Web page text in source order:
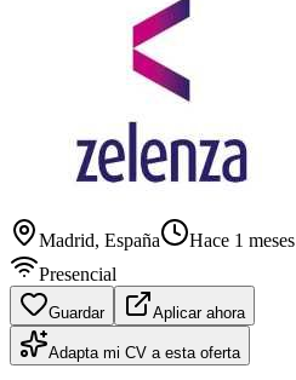
Madrid, España Hace 1 meses
Presencial
Guardar Aplicar ahora
Adapta mi CV a esta oferta